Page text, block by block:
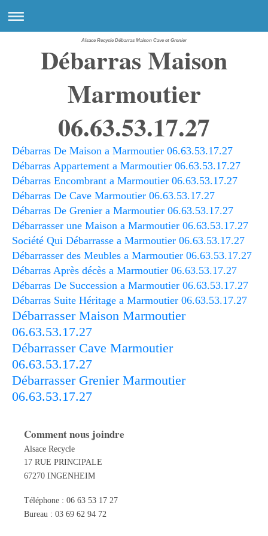
Alsace Recycle Débarras Maison Cave et Grenier
Débarras Maison
Marmoutier
06.63.53.17.27
Débarras De Maison a Marmoutier 06.63.53.17.27
Débarras Appartement a Marmoutier 06.63.53.17.27
Débarras Encombrant a Marmoutier 06.63.53.17.27
Débarras De Cave Marmoutier 06.63.53.17.27
Débarras De Grenier a Marmoutier 06.63.53.17.27
Débarrasser une Maison a Marmoutier 06.63.53.17.27
Société Qui Débarrasse a Marmoutier 06.63.53.17.27
Débarrasser des Meubles a Marmoutier 06.63.53.17.27
Débarras Après décès a Marmoutier 06.63.53.17.27
Débarras De Succession a Marmoutier 06.63.53.17.27
Débarras Suite Héritage a Marmoutier 06.63.53.17.27
Débarrasser Maison Marmoutier
06.63.53.17.27
Débarrasser Cave Marmoutier
06.63.53.17.27
Débarrasser Grenier Marmoutier
06.63.53.17.27
Comment nous joindre
Alsace Recycle
17 RUE PRINCIPALE
67270 INGENHEIM
Téléphone : 06 63 53 17 27
Bureau : 03 69 62 94 72